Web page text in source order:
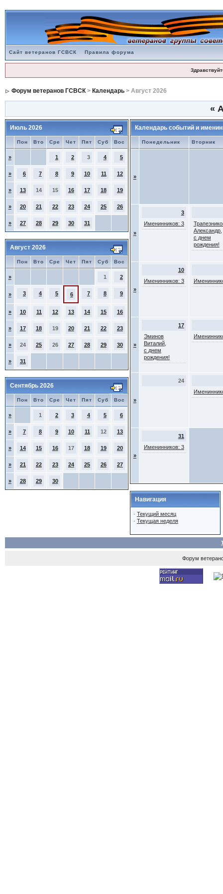
Сайт ветеранов ГСВСК Правила форума
Форум ветеранов ГСВСК> Календарь> Август 2026
«
Июль 2026
Пон Вто Сре Чет Пят Суб Вос
» 1 2 3 4 5
» 6 7 8 9 10 11 12
» 13 14 15 16 17 18 19
» 20 21 22 23 24 25 26
» 27 28 29 30 31
Август 2026
Пон Вто Сре Чет Пят Суб Вос
» 1 2
» 3 4 5 6 7 8 9
» 10 11 12 13 14 15 16
» 17 18 19 20 21 22 23
» 24 25 26 27 28 29 30
» 31
Сентябрь 2026
Пон Вто Сре Чет Пят Суб Вос
» 1 2 3 4 5 6
» 7 8 9 10 11 12 13
» 14 15 16 17 18 19 20
» 21 22 23 24 25 26 27
» 28 29 30
Календарь событий и
Понедельник Вторник
»
»
3
Именинников: 3
Александр,
с днем
рождения!
»
10
Именинников: 3
»
17
Эминов
Виталий,
с днем
рождения!
»
24
»
31
Именинников: 3
Навигация
· Текущий месяц
· Текущая неделя
Форум